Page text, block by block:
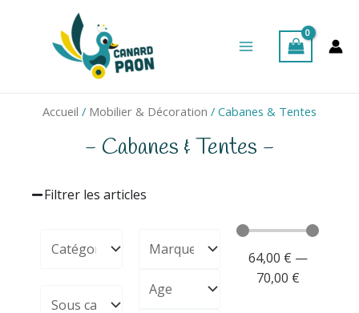
Menu
Accueil / Mobilier & Décoration / Cabanes & Tentes
- Cabanes & Tentes -
Filtrer les articles
64,00 € —
70,00 €